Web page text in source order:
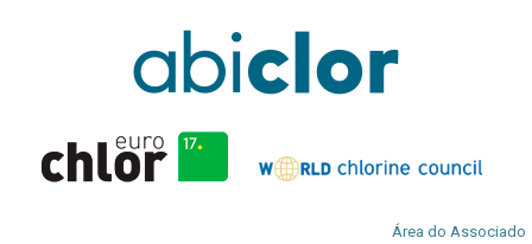
Área do Associado